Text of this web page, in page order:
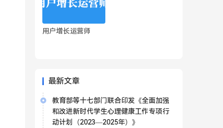
用户增长运营师
最新文章
教育部等十七部门联合印发《全面加强
和改进新时代学生心理健康工作专项行
动计划（2023—2025年）》